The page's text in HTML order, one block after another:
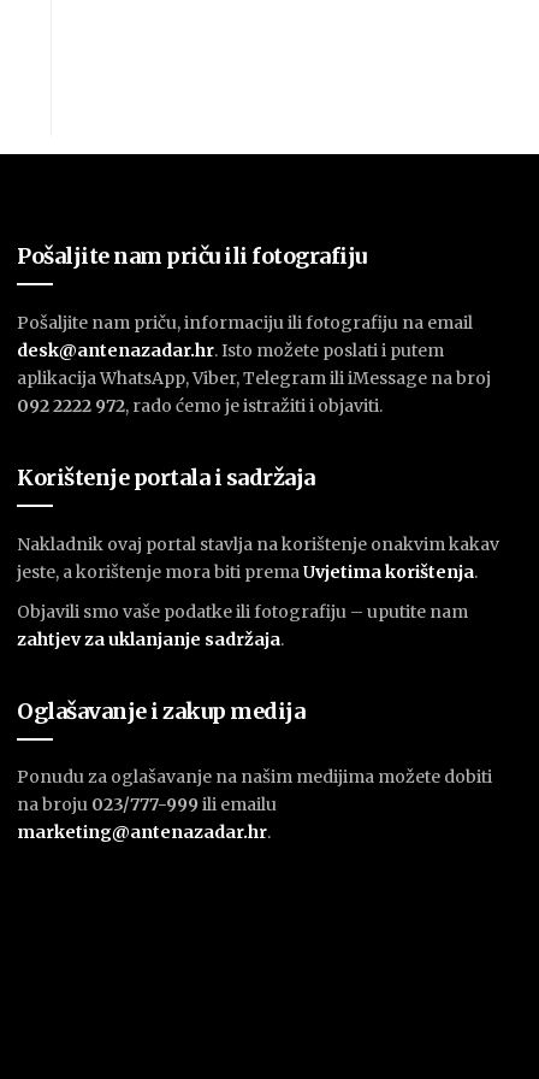
Pošaljite nam priču ili fotografiju
Pošaljite nam priču, informaciju ili fotografiju na email
desk@antenazadar.hr. Isto možete poslati i putem
aplikacija WhatsApp, Viber, Telegram ili iMessage na broj
092 2222 972, rado ćemo je istražiti i objaviti.
Korištenje portala i sadržaja
Nakladnik ovaj portal stavlja na korištenje onakvim kakav
jeste, a korištenje mora biti premaUvjetima korištenja.
Objavili smo vaše podatke ili fotografiju – uputite nam
zahtjev za uklanjanje sadržaja.
Oglašavanje i zakup medija
Ponudu za oglašavanje na našim medijima možete dobiti
na broju 023/777-999 ili emailu
marketing@antenazadar.hr.